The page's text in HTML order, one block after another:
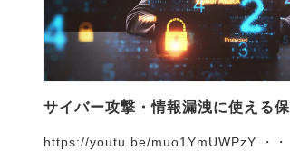
サイバー攻撃・情報漏洩に使える
https://youtu.be/